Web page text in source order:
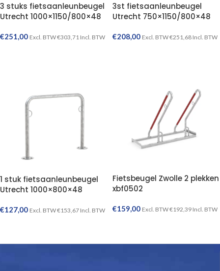
3 stuks fietsaanleunbeugel
Utrecht 1000×1150/800×48
€251,00 Excl. BTW€303,71 Incl. BTW
3st fietsaanleunbeugel
Utrecht 750×1150/800×48
€208,00 Excl. BTW€251,68 Incl. BTW
1 stuk fietsaanleunbeugel
Utrecht 1000×800×48
€127,00 Excl. BTW€153,67 Incl. BTW
Fietsbeugel Zwolle 2 plekken
xbf0502
€159,00 Excl. BTW€192,39 Incl. BTW